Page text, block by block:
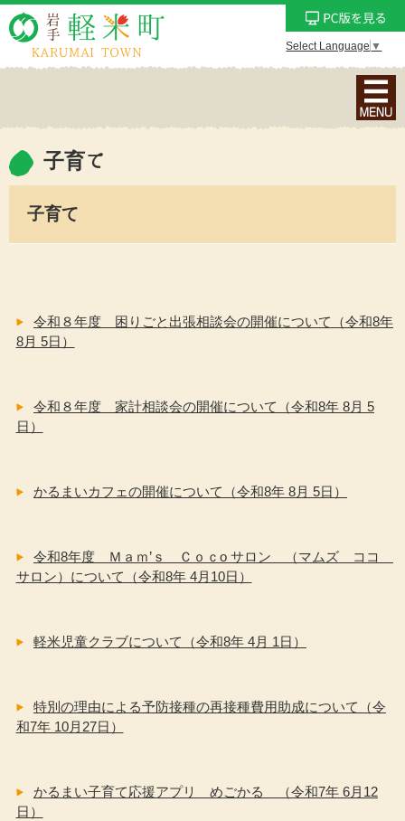
Select Language ▼
ナ
ビ
メ
ー
子育て
子育て
令和８年度 困りごと出張相談会の開催について（令和8年
8月 5日）
令和８年度 家計相談会の開催について（令和8年 8月 5
日）
かるまいカフェの開催について（令和8年 8月 5日）
令和8年度 Ｍａｍ’ｓ Ｃｏｃo サロン （マムズ ココ
サロン）について（令和8年 4月10日）
軽米児童クラブについて（令和8年 4月 1日）
特別の理由による予防接種の再接種費用助成について（令
和7年 10月27日）
かるまい子育て応援アプリ めごかる （令和7年 6月12
日）